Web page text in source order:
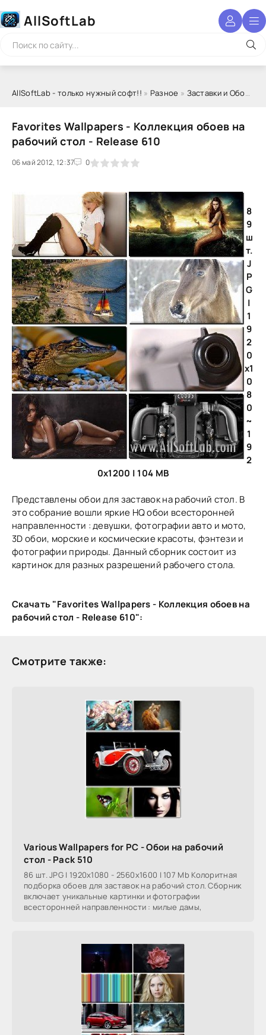
AllSoftLab
AllSoftLab - только нужный софт!! » Разное » Заставки и Обои
Favorites Wallpapers - Коллекция обоев на
рабочий стол - Release 610
06 май 2012, 12:37 0
1 2 3 4 5
8
9
ш
т.
J
P
G
|
1
9
2
0
x1
0
8
0
~
1
9
2
0x1200 | 104 MB
Представлены обои для заставок на рабочий стол. В
это собрание вошли яркие HQ обои всесторонней
направленности : девушки, фотографии авто и мото,
3D обои, морские и космические красоты, фэнтези и
фотографии природы. Данный сборник состоит из
картинок для разных разрешений рабочего стола.
Скачать "Favorites Wallpapers - Коллекция обоев на
рабочий стол - Release 610":
Смотрите также:
Various Wallpapers for PC - Обои на рабочий
стол - Pack 510
86 шт. JPG | 1920x1080 - 2560x1600 | 107 Mb Колоритная
подборка обоев для заставок на рабочий стол. Сборник
включает уникальные картинки и фотографии
всесторонней направленности : милые дамы,